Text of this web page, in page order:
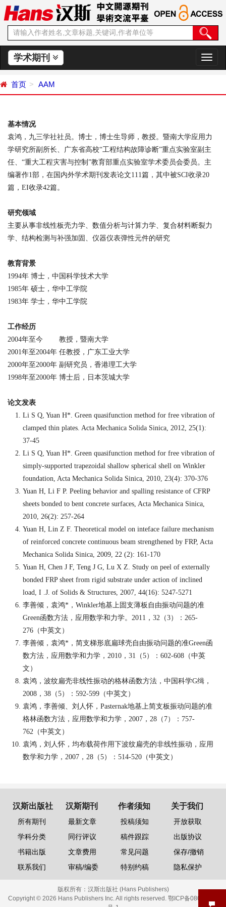
学术期刊
切
换
首页 AAM
基本情况
袁鸿， 九三学社社员。博士，博士生导师，教授。暨南大学应用力
学研究所副所长、广东省高校“工程结构故障诊断”重点实验室副主
任、“重大工程灾害与控制”教育部重点实验室学术委员会委员。主
编著作1部，在国内外学术期刊发表论文111篇，其中被SCI收录20
篇， EI收录42篇。
研究领域
主要从事非线性板壳力学、数值分析与计算力学、复合材料断裂力
学、结构检测与补强加固、仪器仪表弹性元件的研究
教育背景
1994年 博士，中国科学技术大学
1985年 硕士，华中工学院
1983年 学士，华中工学院
工作经历
2004年至今
教授，暨南大学
2001年至2004年 任教授，广东工业大学
2000年至2000年 副研究员，香港理工大学
1998年至2000年 博士后，日本茨城大学
论文发表
Li S Q, Yuan H*. Green quasifunction method for free vibration of
clamped thin plates. Acta Mechanica Solida Sinica, 2012, 25(1):
37-45
Li S Q, Yuan H*. Green quasifunction method for free vibration of
simply-supported trapezoidal shallow spherical shell on Winkler
foundation, Acta Mechanica Solida Sinica, 2010, 23(4): 370-376
Yuan H, Li F P. Peeling behavior and spalling resistance of CFRP
sheets bonded to bent concrete surfaces, Acta Mechanica Sinica,
2010, 26(2): 257-264
Yuan H, Lin Z F. Theoretical model on inteface failure mechanism
of reinforced concrete continuous beam strengthened by FRP, Acta
Mechanica Solida Sinica, 2009, 22 (2): 161-170
Yuan H, Chen J F, Teng J G, Lu X Z. Study on peel of externally
bonded FRP sheet from rigid substrate under action of inclined
load, I .J. of Solids & Structures, 2007, 44(16): 5247-5271
李善倾，袁鸿* ， Winkler地基上固支薄板自由振动问题的准
Green函数方法，应用数学和力学。 2011 ， 32 （3）： 265-
276 （中英文）
李善倾，袁鸿* ，简支梯形底扁球壳自由振动问题的准Green函
数方法，应用数学和力学， 2010 ， 31 （5）： 602-608 （中英
文）
袁鸿，波纹扁壳非线性振动的格林函数方法 ， 中国科学G缉，
2008 ， 38 （5）： 592-599 （中英文）
袁鸿，李善倾、刘人怀， Pasternak地基上简支板振动问题的准
格林函数方法，应用数学和力学， 2007 ， 28 （ 7）： 757-
762 （中英文）
袁鸿，刘人怀，均布载荷作用下波纹扁壳的非线性振动，应用
数学和力学， 2007 ， 28 （5）： 514-520 （中英文）
汉斯出版社
所有期刊
学科分类
书籍出版
联系我们
汉斯期刊
最新文章
同行评议
文章费用
审稿/编委
作者须知
投稿须知
稿件跟踪
常见问题
特别约稿
关于我们
开放获取
出版协议
保存/撤销
隐私保护
版权所有： 汉斯出版社 (Hans Publishers)
Copyright © 2026 Hans Publishers Inc. All rights reserved. 鄂ICP备08006613